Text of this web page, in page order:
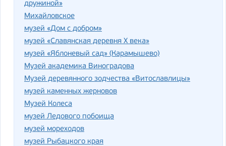
дружиной»
Михайловское
музей «Дом с добром»
музей «Славянская деревня X века»
музей «Яблоневый сад» (Карамышево)
Музей академика Виноградова
Музей деревянного зодчества «Витославлицы»
музей каменных жерновов
Музей Колеса
музей Ледового побоища
музей мореходов
музей Рыбацкого края